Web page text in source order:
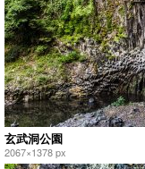
玄武洞公園
2067×1378 px